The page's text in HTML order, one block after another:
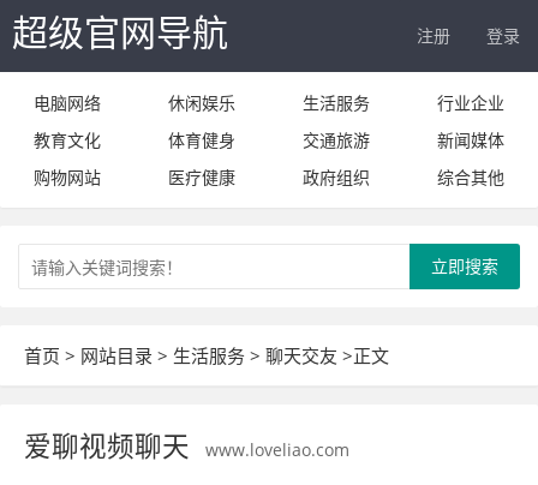
超级官网导航 注册 登录
电脑网络 休闲娱乐 生活服务
行业企业
教育文化
体育健身 交通旅游
新闻媒体
购物网站
医疗健康 政府组织 综合其他
立即搜索
首页 > 网站目录 > 生活服务 > 聊天交友 >正文
爱聊视频聊天 www.loveliao.com